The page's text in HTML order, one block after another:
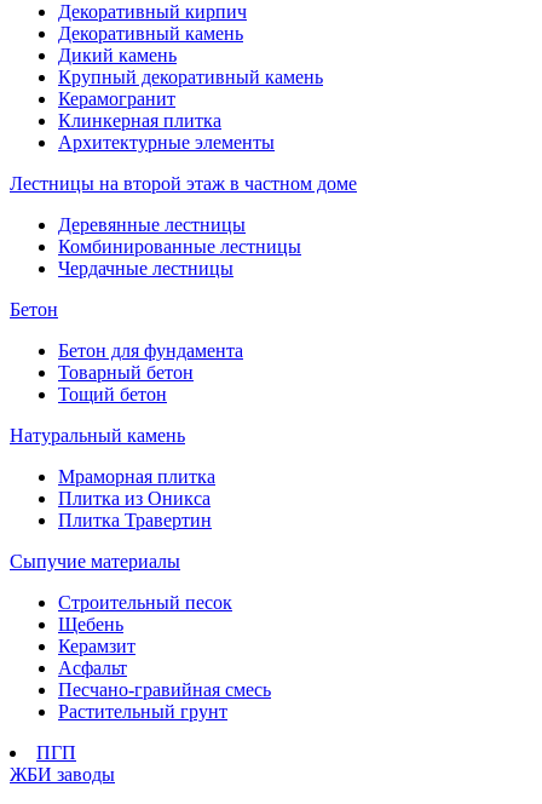
Декоративный кирпич
Декоративный камень
Дикий камень
Крупный декоративный камень
Керамогранит
Клинкерная плитка
Архитектурные элементы
Лестницы на второй этаж в частном доме
Деревянные лестницы
Комбинированные лестницы
Чердачные лестницы
Бетон
Бетон для фундамента
Товарный бетон
Тощий бетон
Натуральный камень
Мраморная плитка
Плитка из Оникса
Плитка Травертин
Сыпучие материалы
Строительный песок
Щебень
Керамзит
Асфальт
Песчано-гравийная смесь
Растительный грунт
ПГП
ЖБИ заводы